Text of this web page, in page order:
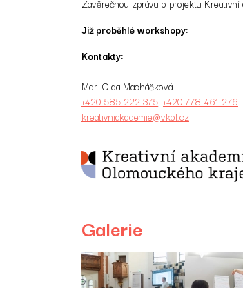
Závěrečnou zprávu o projektu
Již proběhlé workshopy:
Kontakty:
Mgr. Olga Macháčková
+420 585 222 375, +420 778 461 276
kreativniakademie@vkol.cz
Galerie